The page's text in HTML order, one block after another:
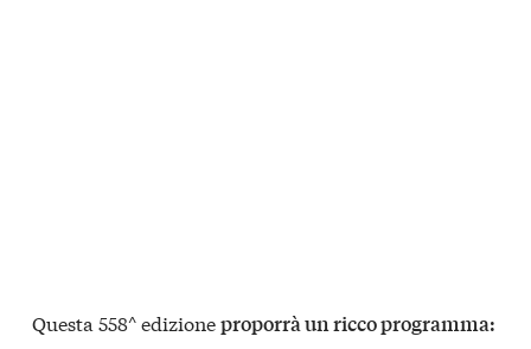
Questa 558^ edizioneproporrà un ricco programma: